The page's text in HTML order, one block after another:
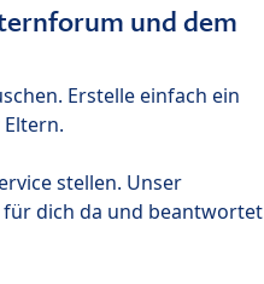
und dem
Erstelle einfach ein
stellen. Unser
für dich da und beantwortet